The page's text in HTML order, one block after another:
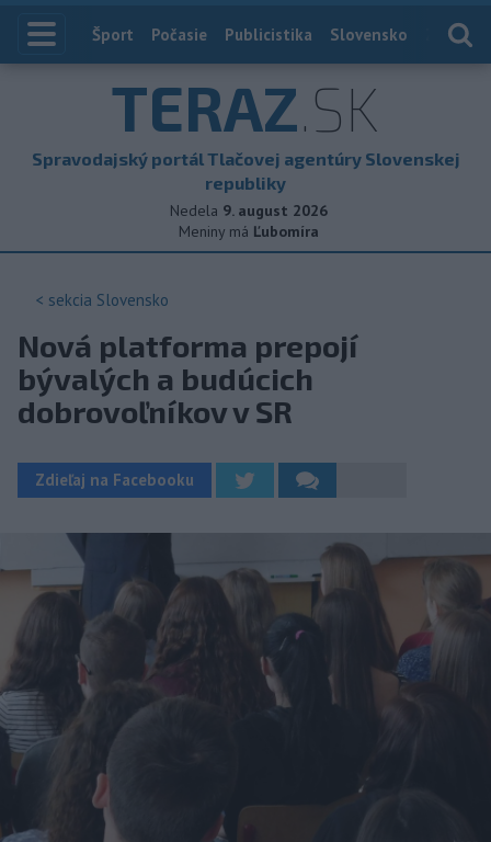
Index
Šport Počasie Publicistika Slovensko
TERAZ.SK
Spravodajský portál Tlačovej agentúry Slovenskej
republiky
Nedela 9. august 2026
Meniny má Ľubomíra
< sekcia Slovensko
Nová platforma prepojí
bývalých a budúcich
dobrovoľníkov v SR
Zdieľaj na Facebooku